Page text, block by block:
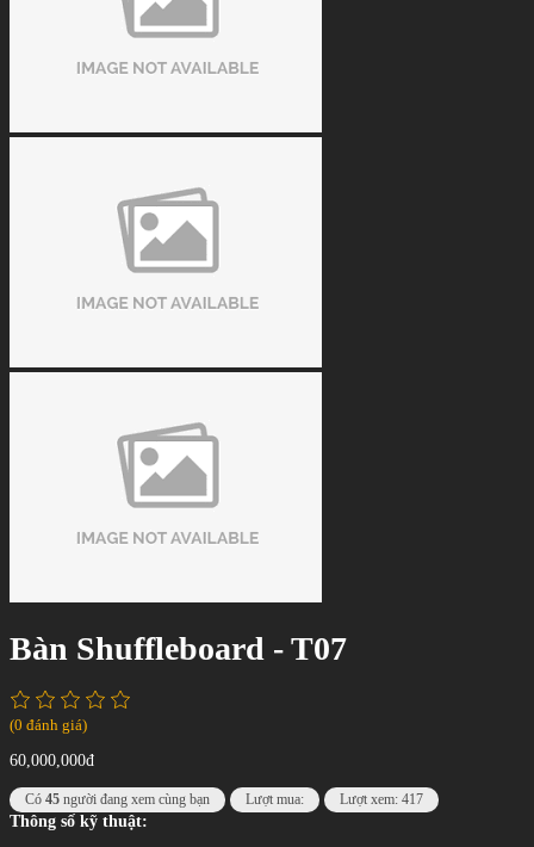
Bàn Shuffleboard - T07
(0 đánh giá)
60,000,000đ
Có 45 người đang xem cùng bạn Lượt mua: Lượt xem: 417
Thông số kỹ thuật: